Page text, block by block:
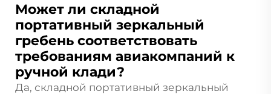
Может ли складной
портативный зеркальный
гребень соответствовать
требованиям авиакомпаний к
ручной клади?
Да, складной портативный зеркальный